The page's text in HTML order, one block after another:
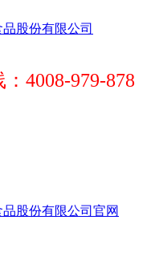
4008-979-878